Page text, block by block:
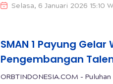
Selasa, 6 Januari 2026 15:10
SMAN 1 Payung Gelar
Pengembangan
ORBTINDONESIA.COM -